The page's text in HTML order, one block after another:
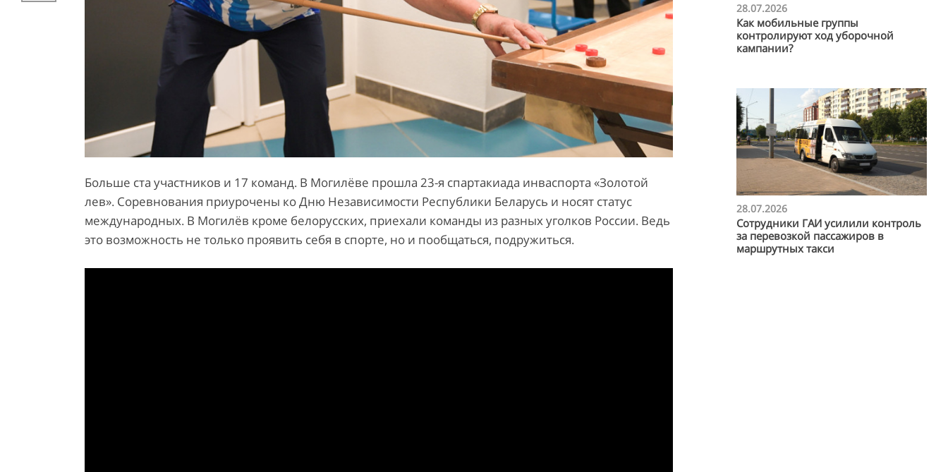
Больше ста участников и 17 команд. В Могилёве прошла 23-я спартакиада инваспорта «Золотой
лев». Соревнования приурочены ко Дню Независимости Республики Беларусь и носят статус
международных. В Могилёв кроме белорусских, приехали команды из разных уголков России. Ведь
это возможность не только проявить себя в спорте, но и пообщаться, подружиться.
28.07.2026
Как мобильные группы
контролируют ход уборочной
кампании?
28.07.2026
Сотрудники ГАИ усилили контроль
за перевозкой пассажиров в
маршрутных такси